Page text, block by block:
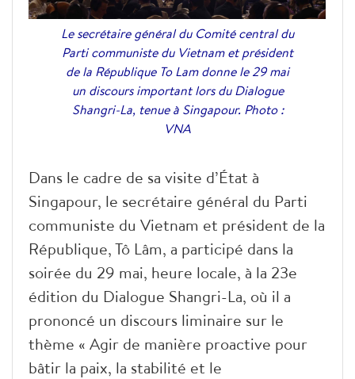
Le secrétaire général du Comité central du
Parti communiste du Vietnam et président
de la République To Lam donne le 29 mai
un discours important lors du Dialogue
Shangri-La, tenue à Singapour. Photo :
VNA
Dans le cadre de sa visite d’État à
Singapour, le secrétaire général du Parti
communiste du Vietnam et président de la
République, Tô Lâm, a participé dans la
soirée du 29 mai, heure locale, à la 23e
édition du Dialogue Shangri-La, où il a
prononcé un discours liminaire sur le
thème « Agir de manière proactive pour
bâtir la paix, la stabilité et le